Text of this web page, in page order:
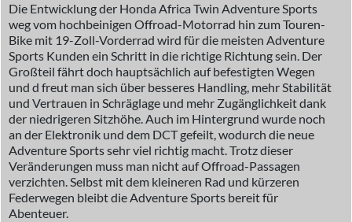
Die Entwicklung der Honda Africa Twin Adventure Sports
weg vom hochbeinigen Offroad-Motorrad hin zum Touren-
Bike mit 19-Zoll-Vorderrad wird für die meisten Adventure
Sports Kunden ein Schritt in die richtige Richtung sein. Der
Großteil fährt doch hauptsächlich auf befestigten Wegen
und d freut man sich über besseres Handling, mehr Stabilität
und Vertrauen in Schräglage und mehr Zugänglichkeit dank
der niedrigeren Sitzhöhe. Auch im Hintergrund wurde noch
an der Elektronik und dem DCT gefeilt, wodurch die neue
Adventure Sports sehr viel richtig macht. Trotz dieser
Veränderungen muss man nicht auf Offroad-Passagen
verzichten. Selbst mit dem kleineren Rad und kürzeren
Federwegen bleibt die Adventure Sports bereit für
Abenteuer.